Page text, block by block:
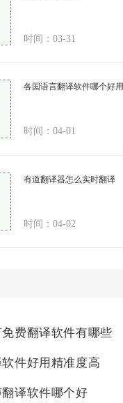
时间：03-31
各国语言翻译软件哪个好用
时间：04-01
有道翻译器怎么实时翻译
时间：04-02
费翻译软件有哪些
件好用精准度高
译软件哪个好